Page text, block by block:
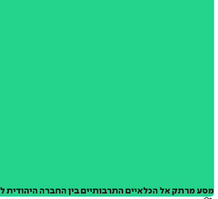
מסע מרתק אל הכלאיים התרבותיים בין החברה